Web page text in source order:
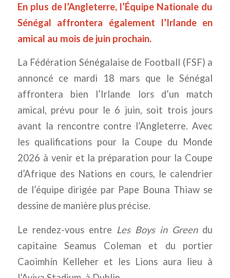
En plus de l’Angleterre, l’Équipe Nationale du
Sénégal affrontera également l’Irlande en
amical au mois de juin prochain.
La Fédération Sénégalaise de Football (FSF) a
annoncé ce mardi 18 mars que le Sénégal
affrontera bien l’Irlande lors d’un match
amical, prévu pour le 6 juin, soit trois jours
avant la rencontre contre l’Angleterre. Avec
les qualifications pour la Coupe du Monde
2026 à venir et la préparation pour la Coupe
d’Afrique des Nations en cours, le calendrier
de l’équipe dirigée par Pape Bouna Thiaw se
dessine de manière plus précise.
Le rendez-vous entre Les Boys in Greendu
capitaine Seamus Coleman et du portier
Caoimhín Kelleher et les Lions aura lieu à